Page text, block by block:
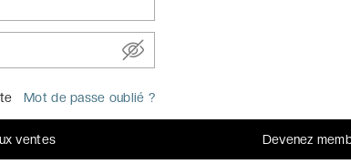
2 personnes
très grand lit double ou 2 lits simples
Mot de passe oublié ?
ventes Devenez